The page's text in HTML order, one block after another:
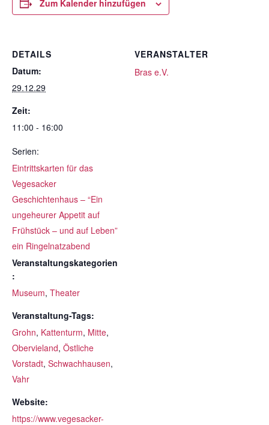
Zum Kalender hinzufügen
DETAILS
Datum:
29.12.29
Zeit:
11:00 - 16:00
Serien:
Eintrittskarten für das
Vegesacker
Geschichtenhaus – “Ein
ungeheurer Appetit auf
Frühstück – und auf Leben”
ein Ringelnatzabend
Veranstaltungskategorien
:
Museum, Theater
Veranstaltung-Tags:
Grohn, Kattenturm, Mitte,
Obervieland, Östliche
Vorstadt, Schwachhausen,
Vahr
Website:
https://www.vegesacker-
VERANSTALTER
Bras e.V.